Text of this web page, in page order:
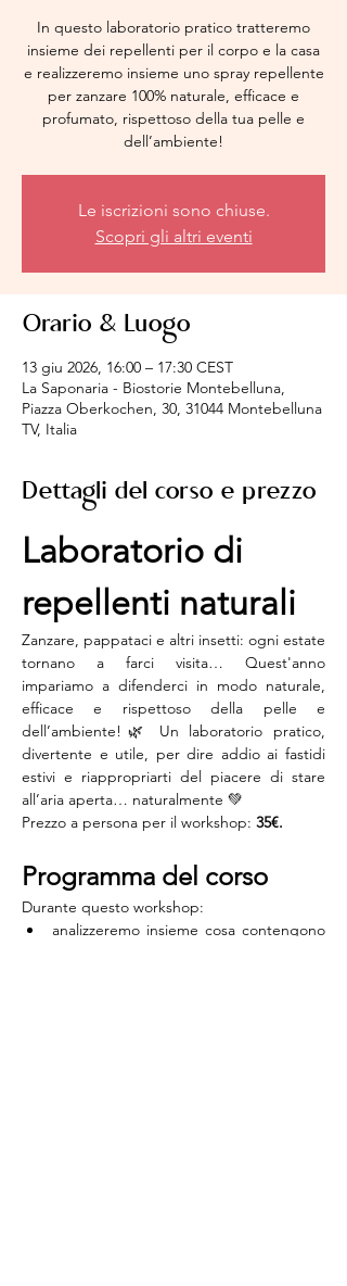
In questo laboratorio pratico tratteremo
insieme dei repellenti per il corpo e la casa
e realizzeremo insieme uno spray repellente
per zanzare 100% naturale, efficace e
profumato, rispettoso della tua pelle e
dell’ambiente!
Le iscrizioni sono chiuse.
Scopri gli altri eventi
Orario & Luogo
13 giu 2026, 16:00 – 17:30 CEST
La Saponaria - Biostorie Montebelluna,
Piazza Oberkochen, 30, 31044 Montebelluna
TV, Italia
Dettagli del corso e prezzo
Laboratorio di
repellenti naturali
Zanzare, pappataci e altri insetti: ogni estate
tornano a farci visita… Quest'anno
impariamo a difenderci in modo naturale,
efficace e rispettoso della pelle e
dell’ambiente!🌿 Un laboratorio pratico,
divertente e utile, per dire addio ai fastidi
estivi e riappropriarti del piacere di stare
all’aria aperta… naturalmente 💚
Prezzo a persona per il workshop: 35€.
Programma del corso
Durante questo workshop:
analizzeremo insieme cosa contengono